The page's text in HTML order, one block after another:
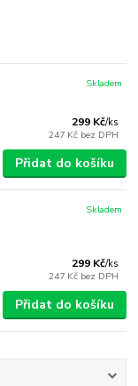
299 Kč/ks
247 Kč bez DPH
Skladem
Přidat do košíku
299 Kč/ks
247 Kč bez DPH
Skladem
Přidat do košíku